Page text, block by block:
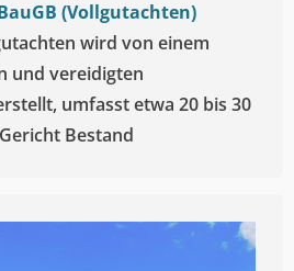
(Vollgutachten)
wird von einem
und vereidigten
umfasst etwa 20 bis 30
Bestand